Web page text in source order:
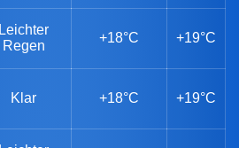
Leichter
Regen
+18°C +19°C
Klar +18°C +19°C